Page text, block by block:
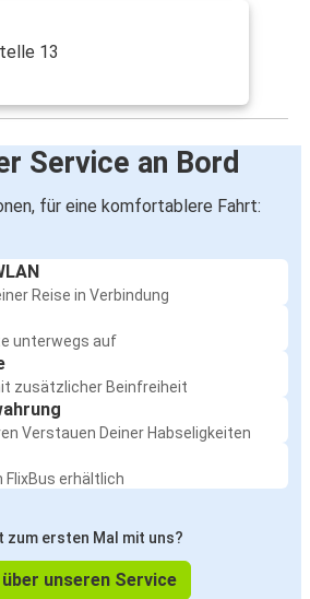
13
Service an Bord
für eine komfortablere Fahrt:
Reise in Verbindung
unterwegs auf
zusätzlicher Beinfreiheit
Verstauen Deiner Habseligkeiten
FlixBus erhältlich
zum ersten Mal mit uns?
unseren Service